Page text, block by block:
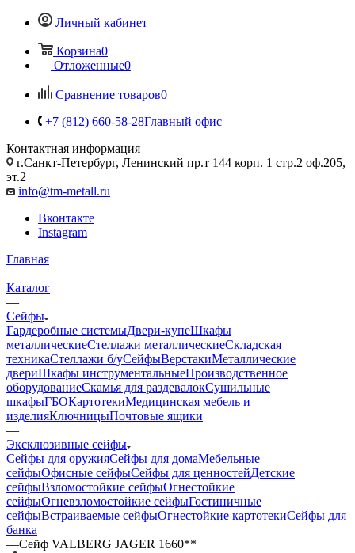
Личный кабинет
Корзина0
Отложенные0
Сравнение товаров0
+7 (812) 660-58-28Главный офис
Контактная информация
г.Санкт-Петербург, Ленинский пр.т 144 корп. 1 стр.2 оф.205,
эт.2
info@tm-metall.ru
Вконтакте
Instagram
Главная
—
Каталог
—
Сейфы
Гардеробные системыДвери-купеШкафы
металлическиеСтеллажи металлическиеСкладская
техникаСтеллажи б/уСейфыВерстакиМеталлические
двериШкафы инструментальныеПроизводственное
оборудованиеСкамья для раздевалокСушильные
шкафыГБОКартотекиМедицинская мебель и
изделияКлючницыПочтовые ящики
—
Эксклюзивные сейфы
Сейфы для оружияСейфы для домаМебельные
сейфыОфисные сейфыСейфы для ценностейДетские
сейфыВзломостойкие сейфыОгнестойкие
сейфыОгневзломостойкие сейфыГостиничные
сейфыВстраиваемые сейфыОгнестойкие картотекиСейфы для
банка
—Сейф VALBERG JAGER 1660**